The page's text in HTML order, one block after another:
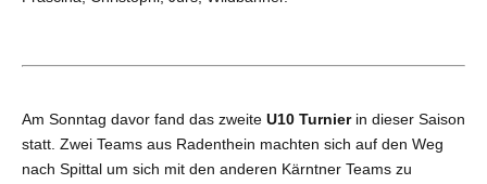
Am Sonntag davor fand das zweite U10 Turnierin dieser Saison
statt. Zwei Teams aus Radenthein machten sich auf den Weg
nach Spittal um sich mit den anderen Kärntner Teams zu